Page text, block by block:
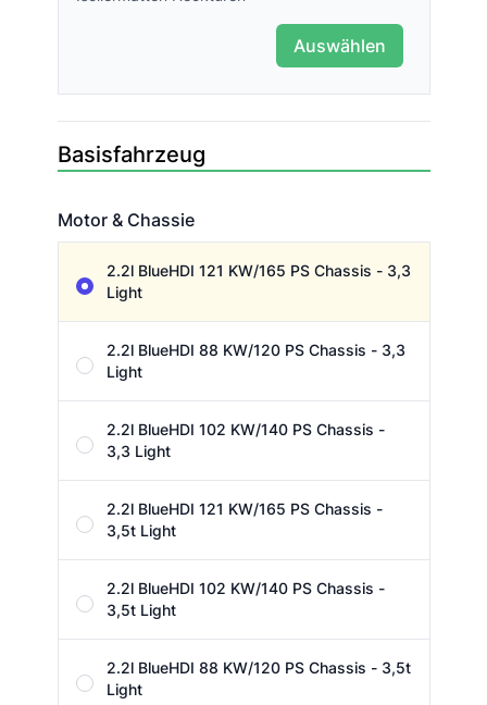
Auswählen
Basisfahrzeug
Motor & Chassie
2.2l BlueHDI 121 KW/165 PS Chassis - 3,3
Light
2.2l BlueHDI 88 KW/120 PS Chassis - 3,3
Light
2.2l BlueHDI 102 KW/140 PS Chassis -
3,3 Light
2.2l BlueHDI 121 KW/165 PS Chassis -
3,5t Light
2.2l BlueHDI 102 KW/140 PS Chassis -
3,5t Light
2.2l BlueHDI 88 KW/120 PS Chassis - 3,5t
Light